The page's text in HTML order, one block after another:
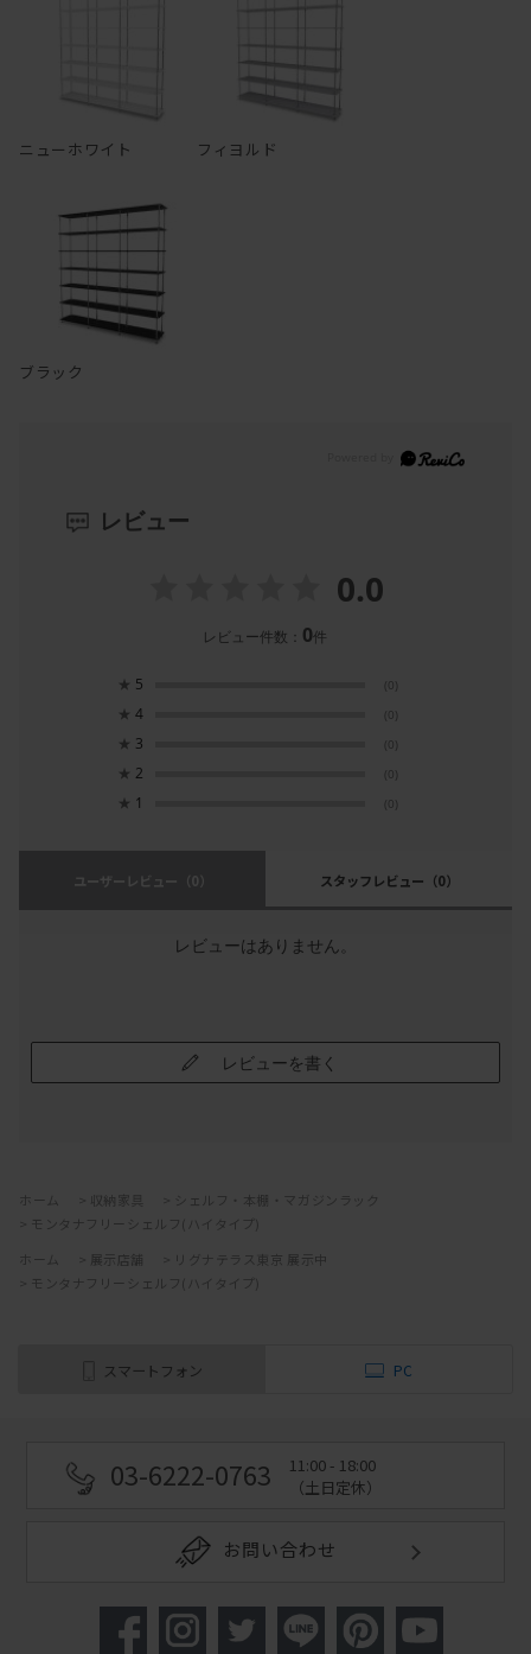
ニューホワイト フィヨルド
ブラック
レビュー
0.0
レビュー件数： 0件
★ 5 (0)
★ 4 (0)
★ 3 (0)
★ 2 (0)
★ 1 (0)
ユーザーレビュー （0） スタッフレビュー （0）
レビューはありません。
レビューを書く
ホーム 収納家具
シェルフ・本棚・マガジンラック
モンタナフリーシェルフ(ハイタイプ)
ホーム
展示店舗
リグナテラス東京 展示中
モンタナフリーシェルフ(ハイタイプ)
スマートフォン PC
03-6222-0763
11:00 - 18:00
（土日定休）
お問い合わせ